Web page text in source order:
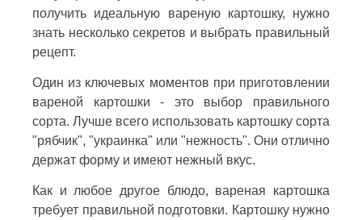
получить идеальную вареную картошку, нужно
знать несколько секретов и выбрать правильный
рецепт.
Один из ключевых моментов при приготовлении
вареной картошки - это выбор правильного
сорта. Лучше всего использовать картошку сорта
"рябчик", "украинка" или "нежность". Они отлично
держат форму и имеют нежный вкус.
Как и любое другое блюдо, вареная картошка
требует правильной подготовки. Картошку нужно